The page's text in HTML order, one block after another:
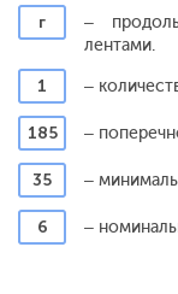
г
–
лентами.
1
–
185 –
35 –
6 –